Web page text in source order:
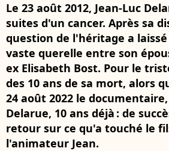
Le 23 août 2012, Jean-Luc
suites d'un cancer. Après sa
question de l'héritage a
vaste querelle entre son
ex Elisabeth Bost. Pour le
des 10 ans de sa mort, alors
24 août 2022 le
Delarue, 10 ans déjà : de
retour sur ce qu'a touché le
l'animateur Jean.